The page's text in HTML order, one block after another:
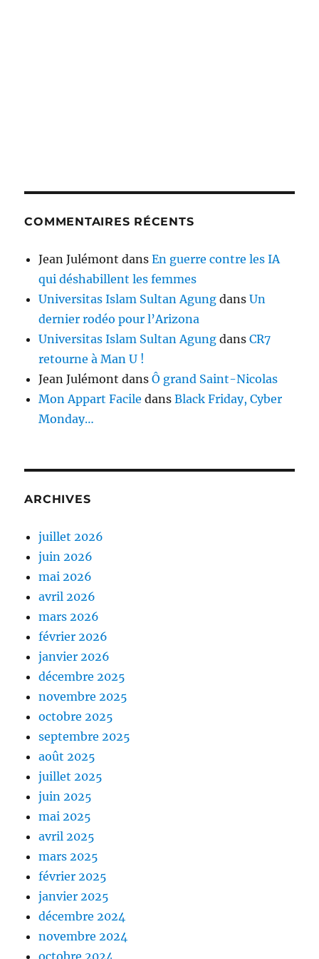
COMMENTAIRES RÉCENTS
Jean Julémont dansEn guerre contre les IA
qui déshabillent les femmes
Universitas Islam Sultan Agung dansUn
dernier rodéo pour l’Arizona
Universitas Islam Sultan Agung dansCR7
retourne à Man U !
Jean Julémont dansÔ grand Saint-Nicolas
Mon Appart Facile dansBlack Friday, Cyber
Monday…
ARCHIVES
juillet 2026
juin 2026
mai 2026
avril 2026
mars 2026
février 2026
janvier 2026
décembre 2025
novembre 2025
octobre 2025
septembre 2025
août 2025
juillet 2025
juin 2025
mai 2025
avril 2025
mars 2025
février 2025
janvier 2025
décembre 2024
novembre 2024
octobre 2024